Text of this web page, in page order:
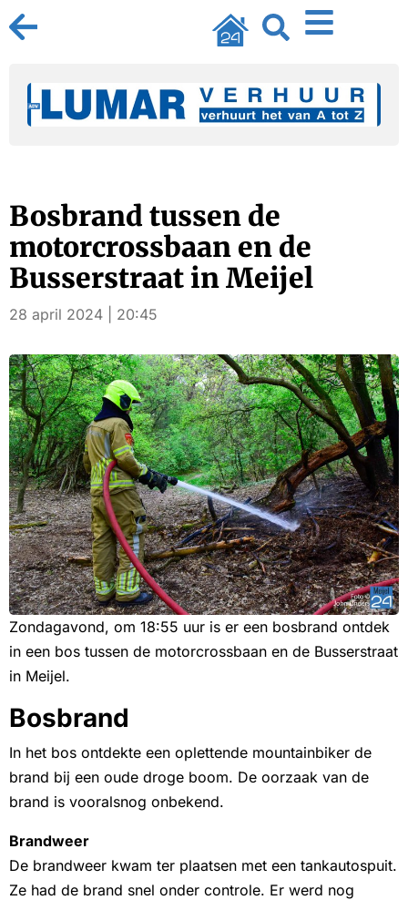
Bosbrand tussen de
motorcrossbaan en de
Busserstraat in Meijel
28 april 2024 | 20:45
Zondagavond, om 18:55 uur is er een bosbrand ontdek
in een bos tussen de motorcrossbaan en de Busserstraat
in Meijel.
Bosbrand
In het bos ontdekte een oplettende mountainbiker de
brand bij een oude droge boom. De oorzaak van de
brand is vooralsnog onbekend.
Brandweer
De brandweer kwam ter plaatsen met een tankautospuit.
Ze had de brand snel onder controle. Er werd nog